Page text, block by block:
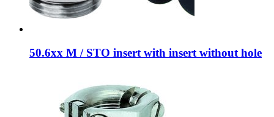
50.6xx M / STO insert with insert without hole